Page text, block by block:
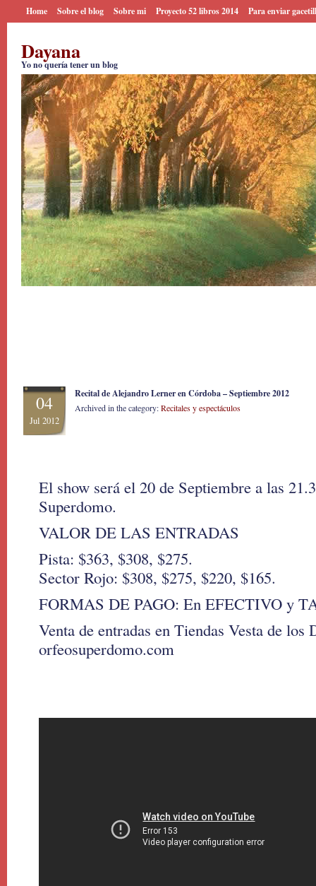
Home Sobre el blog Sobre mi Proyecto 52 libros 2014 Para enviar
Dayana
Yo no quería tener un blog
04
Jul 2012
Recital de Alejandro Lerner en Córdoba – Septiembre 2012
Archived in the category:Recitales y espectáculos
El show será el 20 de Septiembre a las
Superdomo.
VALOR DE LAS ENTRADAS
Pista: $363, $308, $275.
Sector Rojo: $308, $275, $220, $165.
FORMAS DE PAGO: En EFECTIVO y
Venta de entradas en Tiendas Vesta de los
orfeosuperdomo.com